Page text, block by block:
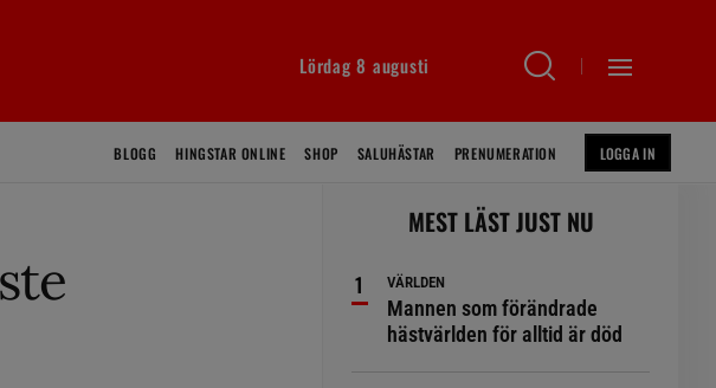
Lördag 8 augusti
BLOGG HINGSTAR ONLINE SHOP SALUHÄSTAR PRENUMERATION LOGGA IN
MEST LÄST JUST NU
VÄRLDEN
Mannen som förändrade
hästvärlden för alltid är död